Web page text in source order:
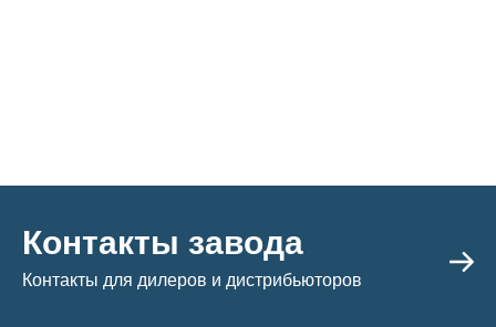
Контакты завода
Контакты для дилеров и дистрибьюторов